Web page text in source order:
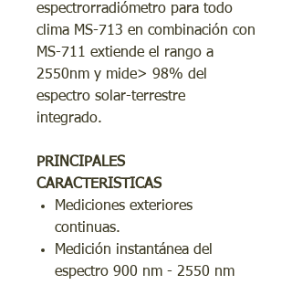
espectrorradiómetro para todo
clima MS-713 en combinación con
MS-711 extiende el rango a
2550nm y mide> 98% del
espectro solar-terrestre
integrado.
PRINCIPALES
CARACTERISTICAS
Mediciones exteriores
continuas.
Medición instantánea del
espectro 900 nm - 2550 nm